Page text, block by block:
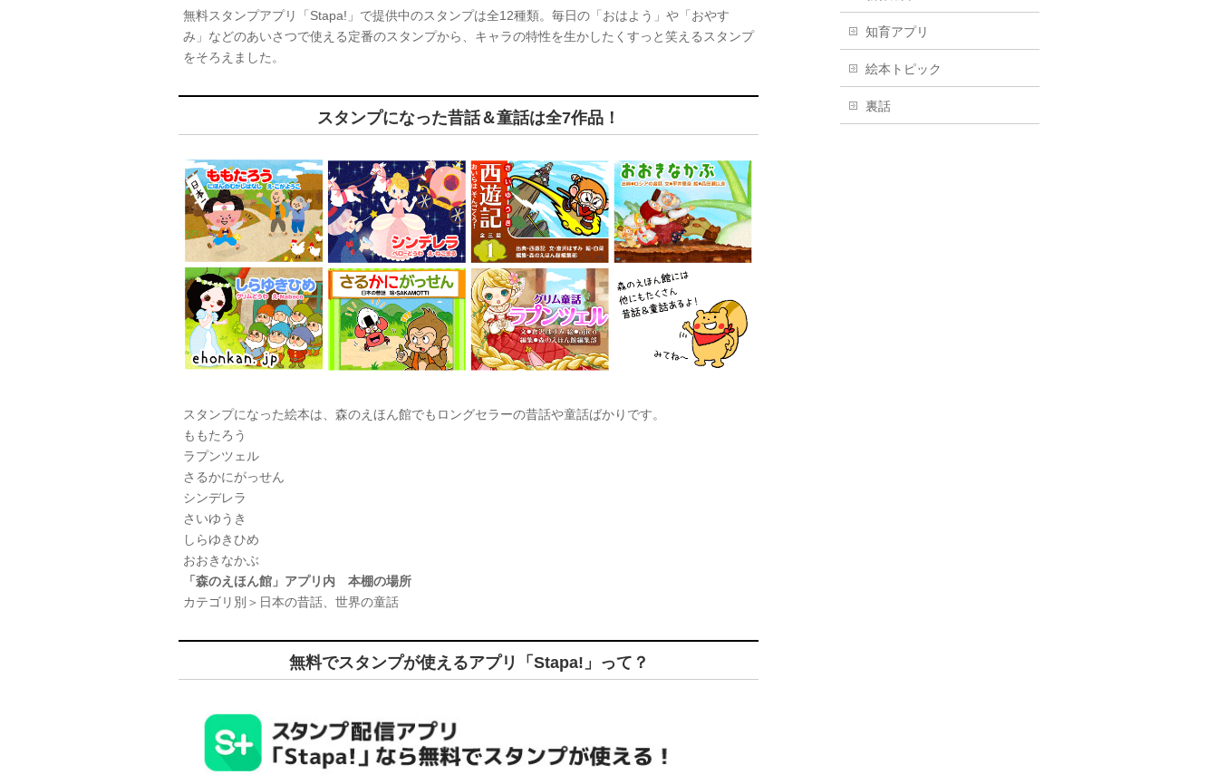
無料スタンプアプリ「Stapa!」で提供中のスタンプは全12種類。毎日の「おはよう」や「おやす
み」などのあいさつで使える定番のスタンプから、キャラの特性を生かしたくすっと笑えるスタンプ
をそろえました。
スタンプになった昔話＆童話は全7作品！
スタンプになった絵本は、森のえほん館でもロングセラーの昔話や童話ばかりです。
ももたろう
ラプンツェル
さるかにがっせん
シンデレラ
さいゆうき
しらゆきひめ
おおきなかぶ
「森のえほん館」アプリ内 本棚の場所
カテゴリ別＞日本の昔話、世界の童話
無料でスタンプが使えるアプリ「Stapa!」って？
知育アプリ
絵本トピック
裏話